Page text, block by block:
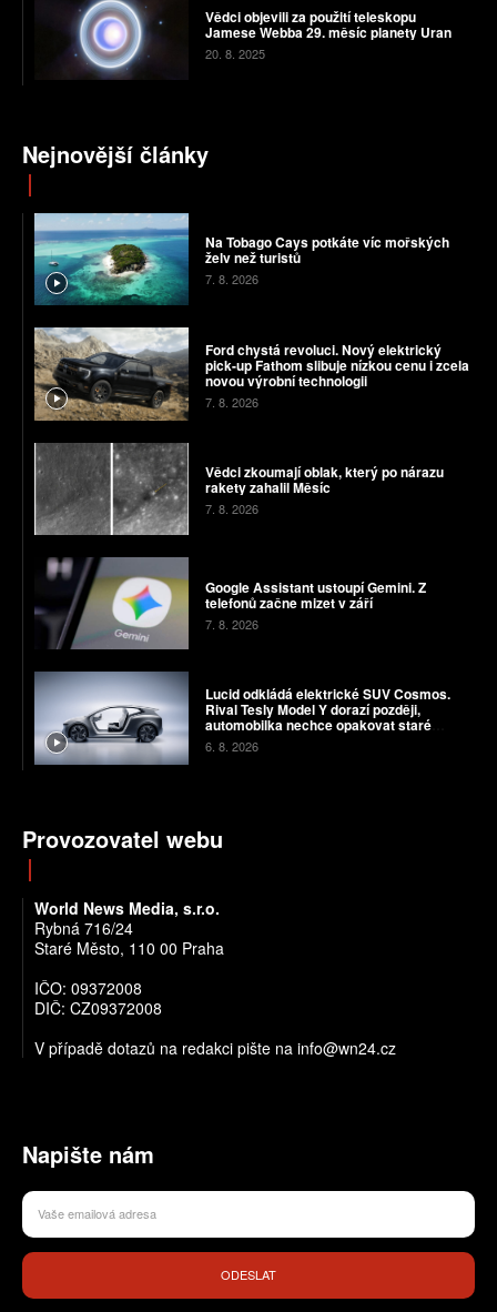
Vědci objevili za použití teleskopu
Jamese Webba 29. měsíc planety Uran
20. 8. 2025
Nejnovější články
Na Tobago Cays potkáte víc mořských
želv než turistů
7. 8. 2026
Ford chystá revoluci. Nový elektrický
pick-up Fathom slibuje nízkou cenu i zcela
novou výrobní technologii
7. 8. 2026
Vědci zkoumají oblak, který po nárazu
rakety zahalil Měsíc
7. 8. 2026
Google Assistant ustoupí Gemini. Z
telefonů začne mizet v září
7. 8. 2026
Lucid odkládá elektrické SUV Cosmos.
Rival Tesly Model Y dorazí později,
automobilka nechce opakovat staré
chyby
6. 8. 2026
Provozovatel webu
World News Media, s.r.o.
Rybná 716/24
Staré Město, 110 00 Praha
IČO: 09372008
DIČ: CZ09372008
V případě dotazů na redakci pište na info@wn24.cz
Napište nám
ODESLAT